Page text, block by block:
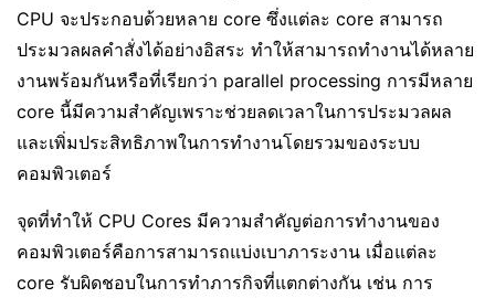
CPU จะประกอบด้วยหลาย core ซึ่งแต่ละ core สามารถ
ประมวลผลคำสั่งได้อย่างอิสระ ทำให้สามารถทำงานได้หลาย
งานพร้อมกันหรือที่เรียกว่า parallel processing การมีหลาย
core นี้มีความสำคัญเพราะช่วยลดเวลาในการประมวลผล
และเพิ่มประสิทธิภาพในการทำงานโดยรวมของระบบ
คอมพิวเตอร์
จุดที่ทำให้ CPU Cores มีความสำคัญต่อการทำงานของ
คอมพิวเตอร์คือการสามารถแบ่งเบาภาระงาน เมื่อแต่ละ
core รับผิดชอบในการทำภารกิจที่แตกต่างกัน เช่น การ